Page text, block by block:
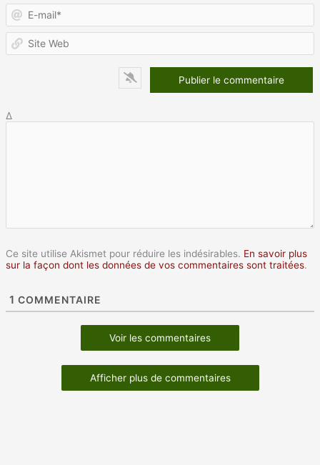
Δ
Ce site utilise Akismet pour réduire les indésirables. En savoir plus
sur la façon dont les données de vos commentaires sont traitées.
1 COMMENTAIRE
Voir les commentaires
Afficher plus de commentaires